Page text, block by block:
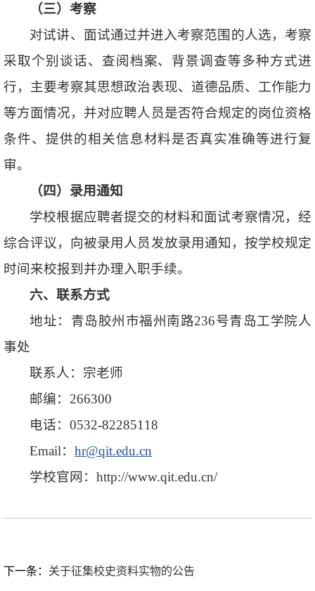
（三）考察
对试讲、面试通过并进入考察范围的人选，考察
采取个别谈话、查阅档案、背景调查等多种方式进
行，主要考察其思想政治表现、道德品质、工作能力
等方面情况，并对应聘人员是否符合规定的岗位资格
条件、提供的相关信息材料是否真实准确等进行复
审。
（四）录用通知
学校根据应聘者提交的材料和面试考察情况，经
综合评议，向被录用人员发放录用通知，按学校规定
时间来校报到并办理入职手续。
六、联系方式
地址：青岛胶州市福州南路236号青岛工学院人
事处
联系人：宗老师
邮编：266300
电话：0532-82285118
Email：hr@qit.edu.cn
学校官网：http://www.qit.edu.cn/
下一条： 关于征集校史资料实物的公告